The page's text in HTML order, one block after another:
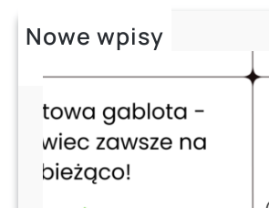
h
Nowe wpisy